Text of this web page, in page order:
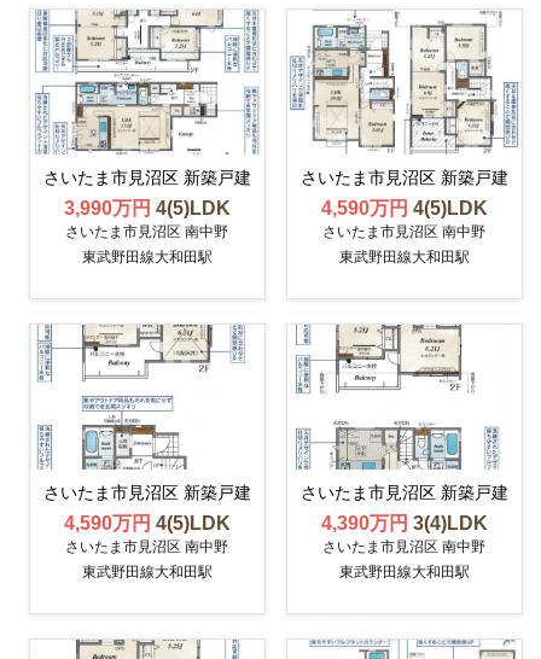
さいたま市見沼区 新築戸建
3,990万円 4(5)LDK
さいたま市見沼区 南中野
東武野田線大和田駅
さいたま市見沼区 新築戸建
4,590万円 4(5)LDK
さいたま市見沼区 南中野
東武野田線大和田駅
さいたま市見沼区 新築戸建
4,590万円 4(5)LDK
さいたま市見沼区 南中野
東武野田線大和田駅
さいたま市見沼区 新築戸建
4,390万円 3(4)LDK
さいたま市見沼区 南中野
東武野田線大和田駅